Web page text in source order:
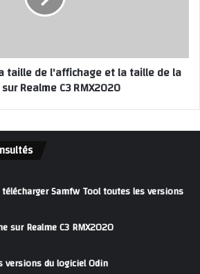
taille de l'affichage et la taille de la
Realme C3 RMX2020
Samfw Tool toutes les versions
sur Realme C3 RMX2020
versions du logiciel Odin